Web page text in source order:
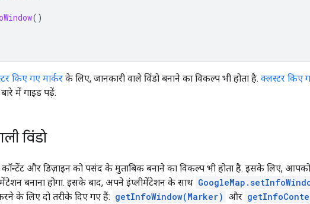
()
किए गए मार्कर के लिए, जानकारी वाले विंडो बनाने का विकल्प भी होता है. क्लस्टर किए
में गाइड पढ़ें.
विंडो
कॉन्टेंट और डिज़ाइन को पसंद के मुताबिक बनाने का विकल्प भी होता है. इसके लिए, आपको
बनाना होगा. इसके बाद, अपने इंप्लीमेंटेशन के साथ
के लिए दो तरीके दिए गए हैं: getInfoWindow(Marker) और